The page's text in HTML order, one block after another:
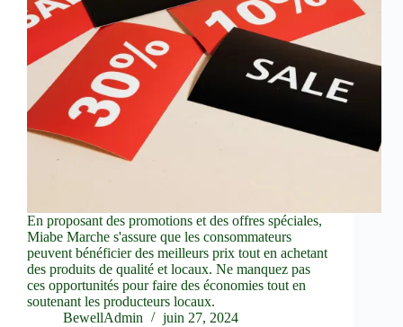
En proposant des promotions et des offres spéciales,
Miabe Marche s'assure que les consommateurs
peuvent bénéficier des meilleurs prix tout en achetant
des produits de qualité et locaux. Ne manquez pas
ces opportunités pour faire des économies tout en
soutenant les producteurs locaux.
BewellAdmin
juin 27, 2024